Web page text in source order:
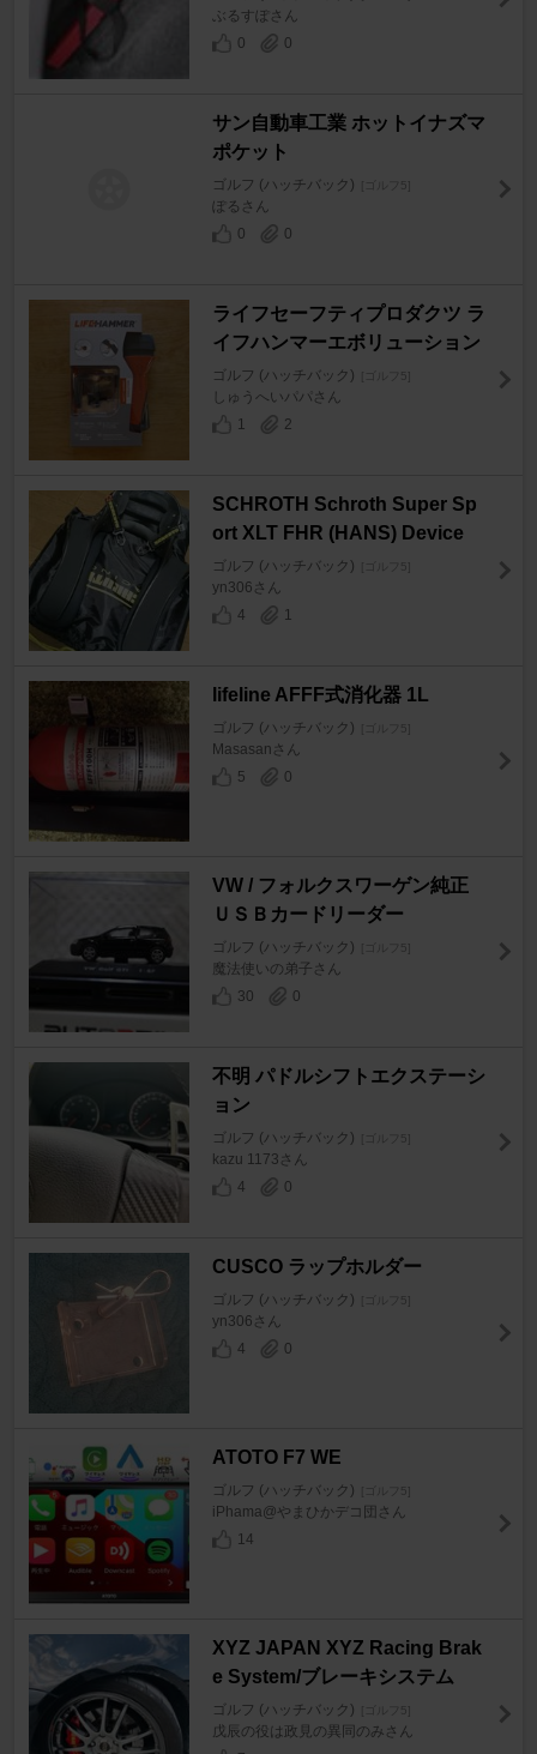
ぶるすぽさん
0
0
サン自動車工業 ホットイナズマ
ポケット
ゴルフ (ハッチバック) [ゴルフ5]
ぽるさん
0
0
ライフセーフティプロダクツ ラ
イフハンマーエボリューション
ゴルフ (ハッチバック) [ゴルフ5]
しゅうへいパパさん
1
2
SCHROTH Schroth Super Sp
ort XLT FHR (HANS) Device
ゴルフ (ハッチバック) [ゴルフ5]
yn306さん
4
1
lifeline AFFF式消化器 1L
ゴルフ (ハッチバック) [ゴルフ5]
Masasanさん
5
0
VW / フォルクスワーゲン純正
ＵＳＢカードリーダー
ゴルフ (ハッチバック) [ゴルフ5]
魔法使いの弟子さん
30
0
不明 パドルシフトエクステーシ
ョン
ゴルフ (ハッチバック) [ゴルフ5]
kazu 1173さん
4
0
CUSCO ラップホルダー
ゴルフ (ハッチバック) [ゴルフ5]
yn306さん
4
0
ATOTO F7 WE
ゴルフ (ハッチバック) [ゴルフ5]
iPhama@やまひかデコ団さん
14
XYZ JAPAN XYZ Racing Brak
e System/ブレーキシステム
ゴルフ (ハッチバック) [ゴルフ5]
戊辰の役は政見の異同のみさん